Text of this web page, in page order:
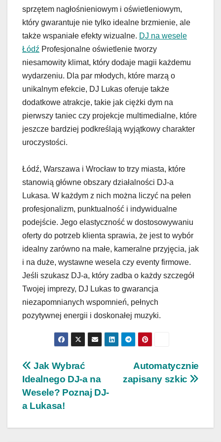
sprzętem nagłośnieniowym i oświetleniowym,
który gwarantuje nie tylko idealne brzmienie, ale
także wspaniałe efekty wizualne. DJ na wesele
Łódź Profesjonalne oświetlenie tworzy
niesamowity klimat, który dodaje magii każdemu
wydarzeniu. Dla par młodych, które marzą o
unikalnym efekcie, DJ Lukas oferuje także
dodatkowe atrakcje, takie jak ciężki dym na
pierwszy taniec czy projekcje multimedialne, które
jeszcze bardziej podkreślają wyjątkowy charakter
uroczystości.
Łódź, Warszawa i Wrocław to trzy miasta, które
stanowią główne obszary działalności DJ-a
Lukasa. W każdym z nich można liczyć na pełen
profesjonalizm, punktualność i indywidualne
podejście. Jego elastyczność w dostosowywaniu
oferty do potrzeb klienta sprawia, że jest to wybór
idealny zarówno na małe, kameralne przyjęcia, jak
i na duże, wystawne wesela czy eventy firmowe.
Jeśli szukasz DJ-a, który zadba o każdy szczegół
Twojej imprezy, DJ Lukas to gwarancja
niezapomnianych wspomnień, pełnych
pozytywnej energii i doskonałej muzyki.
Nawigacja
wpisu
Automatycznie
zapisany szkic
Jak Wybrać
Idealnego DJ-a na
Wesele? Poznaj DJ-
a Lukasa!